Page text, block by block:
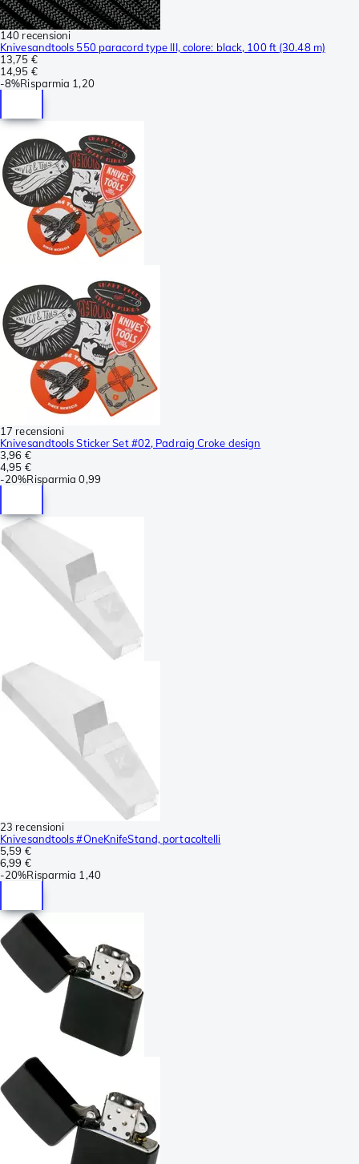
140 recensioni
Knivesandtools 550 paracord type III, colore: black, 100 ft (30.48 m)
13,75 €
14,95 €
-8%Risparmia 1,20
17 recensioni
Knivesandtools Sticker Set #02, Padraig Croke design
3,96 €
4,95 €
-20%Risparmia 0,99
23 recensioni
Knivesandtools #OneKnifeStand, portacoltelli
5,59 €
6,99 €
-20%Risparmia 1,40